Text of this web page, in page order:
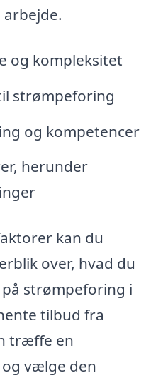
og kompleksitet
strømpeforing
og kompetencer
herunder
kan du
over, hvad du
strømpeforing i
tilbud fra
træffe en
vælge den